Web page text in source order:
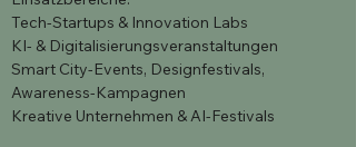
Tech-Startups & Innovation Labs
KI- & Digitalisierungsveranstaltungen
Smart City-Events, Designfestivals,
Awareness-Kampagnen
Kreative Unternehmen & AI-Festivals